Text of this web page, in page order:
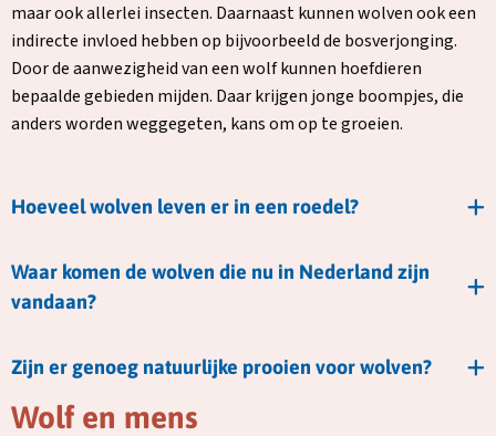
maar ook allerlei insecten. Daarnaast kunnen wolven ook een
indirecte invloed hebben op bijvoorbeeld de bosverjonging.
Door de aanwezigheid van een wolf kunnen hoefdieren
bepaalde gebieden mijden. Daar krijgen jonge boompjes, die
anders worden weggegeten, kans om op te groeien.
Hoeveel wolven leven er in een roedel?
Waar komen de wolven die nu in Nederland zijn
vandaan?
Zijn er genoeg natuurlijke prooien voor wolven?
Wolf en mens